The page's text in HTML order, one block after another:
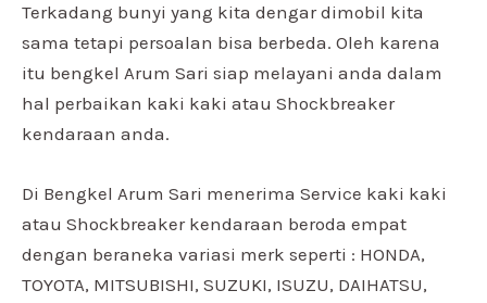
Terkadang bunyi yang kita dengar dimobil kita
sama tetapi persoalan bisa berbeda. Oleh karena
itu bengkel Arum Sari siap melayani anda dalam
hal perbaikan kaki kaki atau Shockbreaker
kendaraan anda.
Di Bengkel Arum Sari menerima Service kaki kaki
atau Shockbreaker kendaraan beroda empat
dengan beraneka variasi merk seperti : HONDA,
TOYOTA, MITSUBISHI, SUZUKI, ISUZU, DAIHATSU,